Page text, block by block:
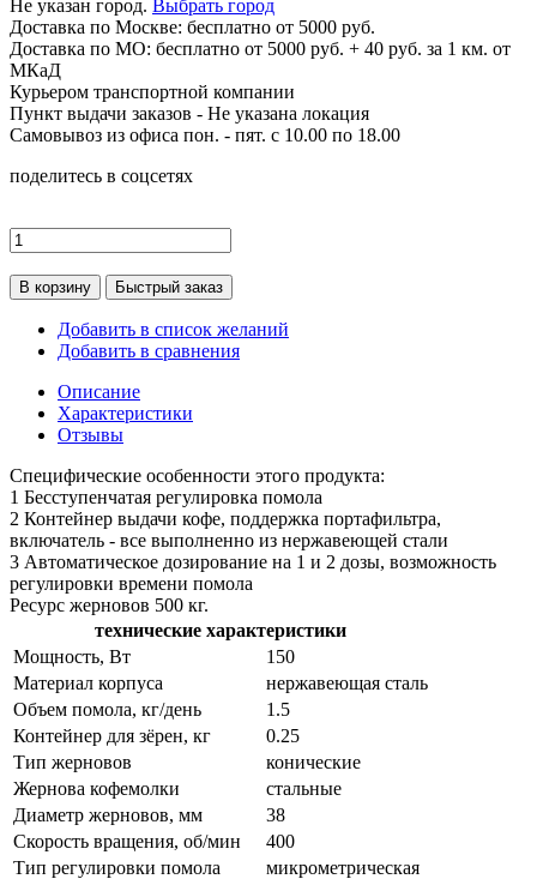
Не указан город. Выбрать город
Доставка по Москве: бесплатно от 5000 руб.
Доставка по МО: бесплатно от 5000 руб. + 40 руб. за 1 км. от
МКаД
Курьером транспортной компании
Пункт выдачи заказов - Не указана локация
Самовывоз из офиса пон. - пят. с 10.00 по 18.00
поделитесь в соцсетях
В корзину Быстрый заказ
Добавить в список желаний
Добавить в сравнения
Описание
Характеристики
Отзывы
Специфические особенности этого продукта:
1 Бесступенчатая регулировка помола
2 Контейнер выдачи кофе, поддержка портафильтра,
включатель - все выполненно из нержавеющей стали
3 Автоматическое дозирование на 1 и 2 дозы, возможность
регулировки времени помола
Ресурс жерновов 500 кг.
технические характеристики
Мощность, Вт
150
Материал корпуса
нержавеющая сталь
Объем помола, кг/день
1.5
Контейнер для зёрен, кг
0.25
Тип жерновов
конические
Жернова кофемолки
стальные
Диаметр жерновов, мм
38
Скорость вращения, об/мин
400
Тип регулировки помола
микрометрическая